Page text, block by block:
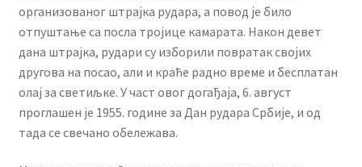
организованог штрајка рудара, а повод је било
отпуштање са посла тројице камарата. Након девет
дана штрајка, рудари су изборили повратак својих
другова на посао, али и краће радно време и бесплатан
олај за светиљке. У част овог догађаја, 6. август
проглашен је 1955. године за Дан рудара Србије, и од
тада се свечано обележава.